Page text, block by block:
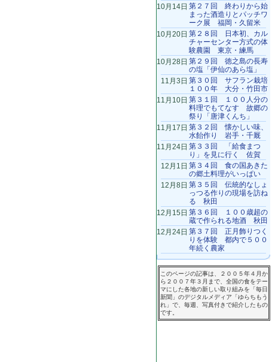
10月14日 第２７回 終わりから始
まった酒造りとパッチワ
ーク展 福岡・久留米
10月20日 第２８回 日本初、カル
チャーセンター方式の体
験農園 東京・練馬
10月28日 第２９回 徳之島の長寿
の塩「伊仙のあら塩」
11月3日 第３０回 サフラン栽培
１００年 大分・竹田市
11月10日 第３１回 １００人分の
料理でもてなす 故郷の
祭り「唐津くんち」
11月17日 第３２回 懐かしい味、
水飴作り 岩手・千厩
11月24日 第３３回 「給食まつ
り」を見に行く 佐賀
12月1日 第３４回 食の国あきた
の郷土料理がいっぱい
12月8日 第３５回 伝統的なしょ
っつる作りの現場を訪ね
る 秋田
12月15日 第３６回 １００歳超の
蔵で作られる地酒 秋田
12月24日 第３７回 正月飾りつく
りを体験 都内で５００
年続く農家
このページの記事は、２００５年４月か
ら２００７年３月まで、全国の食をテー
マにした各地の新しい取り組みを「毎日
新聞」のデジタルメディア「ゆらちもう
れ」で、毎週、写真付きで紹介したもの
です。